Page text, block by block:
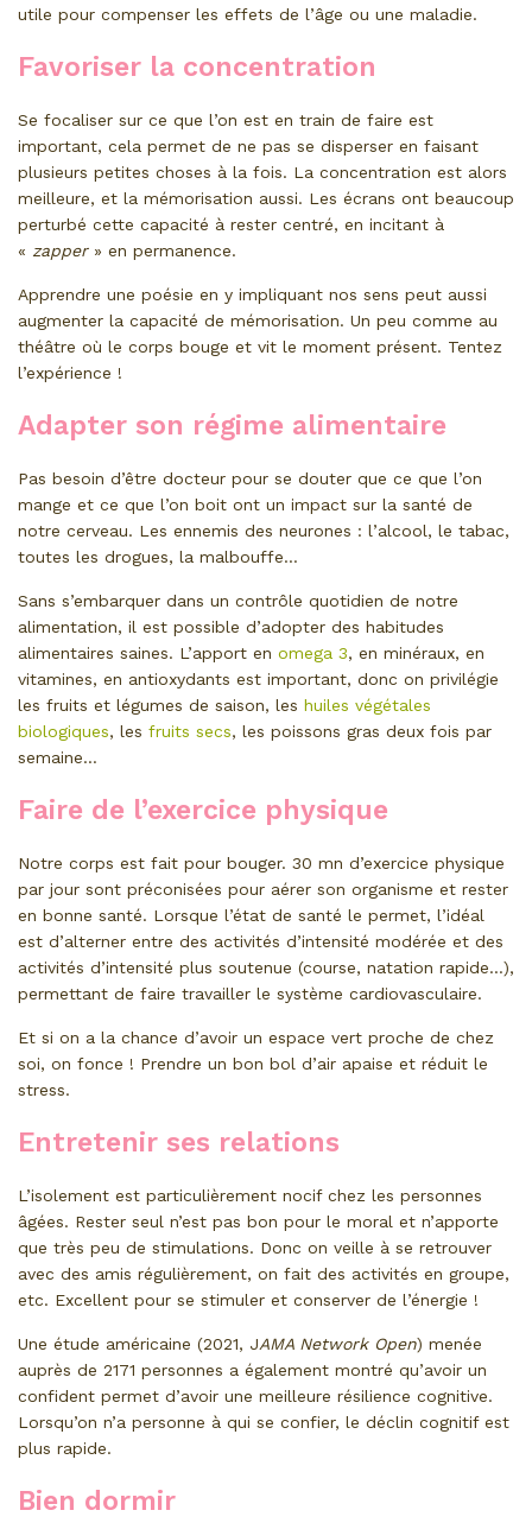
utile pour compenser les effets de l’âge ou une maladie.
Favoriser la concentration
Se focaliser sur ce que l’on est en train de faire est
important, cela permet de ne pas se disperser en faisant
plusieurs petites choses à la fois. La concentration est alors
meilleure, et la mémorisation aussi. Les écrans ont beaucoup
perturbé cette capacité à rester centré, en incitant à
« zapper» en permanence.
Apprendre une poésie en y impliquant nos sens peut aussi
augmenter la capacité de mémorisation. Un peu comme au
théâtre où le corps bouge et vit le moment présent. Tentez
l’expérience !
Adapter son régime alimentaire
Pas besoin d’être docteur pour se douter que ce que l’on
mange et ce que l’on boit ont un impact sur la santé de
notre cerveau. Les ennemis des neurones : l’alcool, le tabac,
toutes les drogues, la malbouffe…
Sans s’embarquer dans un contrôle quotidien de notre
alimentation, il est possible d’adopter des habitudes
alimentaires saines. L’apport en omega 3, en minéraux, en
vitamines, en antioxydants est important, donc on privilégie
les fruits et légumes de saison, les huiles végétales
biologiques, les fruits secs, les poissons gras deux fois par
semaine…
Faire de l’exercice physique
Notre corps est fait pour bouger. 30 mn d’exercice physique
par jour sont préconisées pour aérer son organisme et rester
en bonne santé. Lorsque l’état de santé le permet, l’idéal
est d’alterner entre des activités d’intensité modérée et des
activités d’intensité plus soutenue (course, natation rapide…),
permettant de faire travailler le système cardiovasculaire.
Et si on a la chance d’avoir un espace vert proche de chez
soi, on fonce ! Prendre un bon bol d’air apaise et réduit le
stress.
Entretenir ses relations
L’isolement est particulièrement nocif chez les personnes
âgées. Rester seul n’est pas bon pour le moral et n’apporte
que très peu de stimulations. Donc on veille à se retrouver
avec des amis régulièrement, on fait des activités en groupe,
etc. Excellent pour se stimuler et conserver de l’énergie !
Une étude américaine (2021, JAMA Network Open) menée
auprès de 2171 personnes a également montré qu’avoir un
confident permet d’avoir une meilleure résilience cognitive.
Lorsqu’on n’a personne à qui se confier, le déclin cognitif est
plus rapide.
Bien dormir